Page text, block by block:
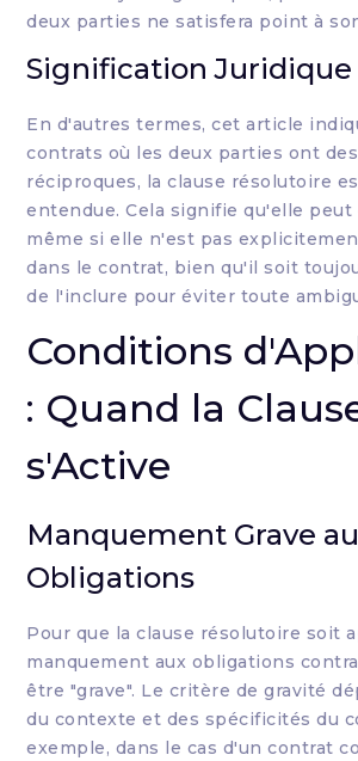
deux parties ne satisfera point à
Signification Juridique
En d'autres termes, cet article
contrats où les deux parties ont
réciproques, la clause résolutoire
entendue. Cela signifie qu'elle
même si elle n'est pas
dans le contrat, bien qu'il soit
de l'inclure pour éviter toute
Conditions
: Quand la
s'Active
Manquement Grave
Obligations
Pour que la clause résolutoire soit
manquement aux obligations
être "grave". Le critère de gravité
du contexte et des spécificités du
exemple, dans le cas d'un contrat